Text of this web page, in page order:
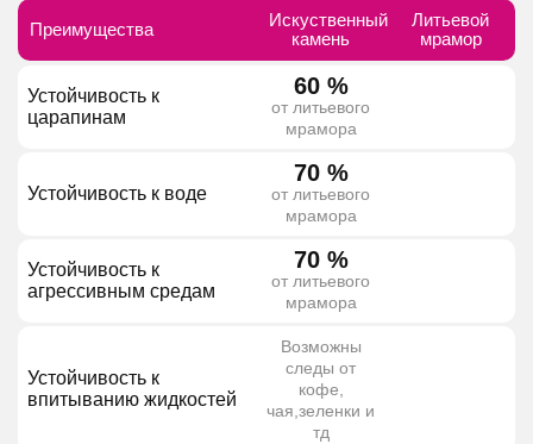
Преимущества
Искуственный
камень
Литьевой
мрамор
Устойчивость к
царапинам
60 %
от литьевого
мрамора
Устойчивость к воде
70 %
от литьевого
мрамора
Устойчивость к
агрессивным средам
70 %
от литьевого
мрамора
Устойчивость к
впитыванию жидкостей
Возможны
следы от
кофе,
чая,зеленки и
тд